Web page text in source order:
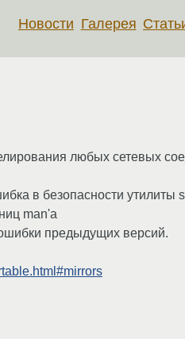
Новости Галерея
любых сетевых
в безопасности утилиты
man'a
предыдущих версий.